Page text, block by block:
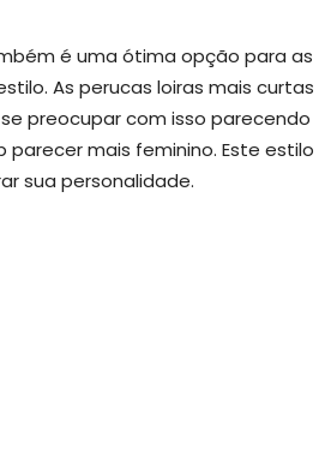
é uma ótima opção para as
As perucas loiras mais curtas
preocupar com isso parecendo
mais feminino. Este estilo
sua personalidade.